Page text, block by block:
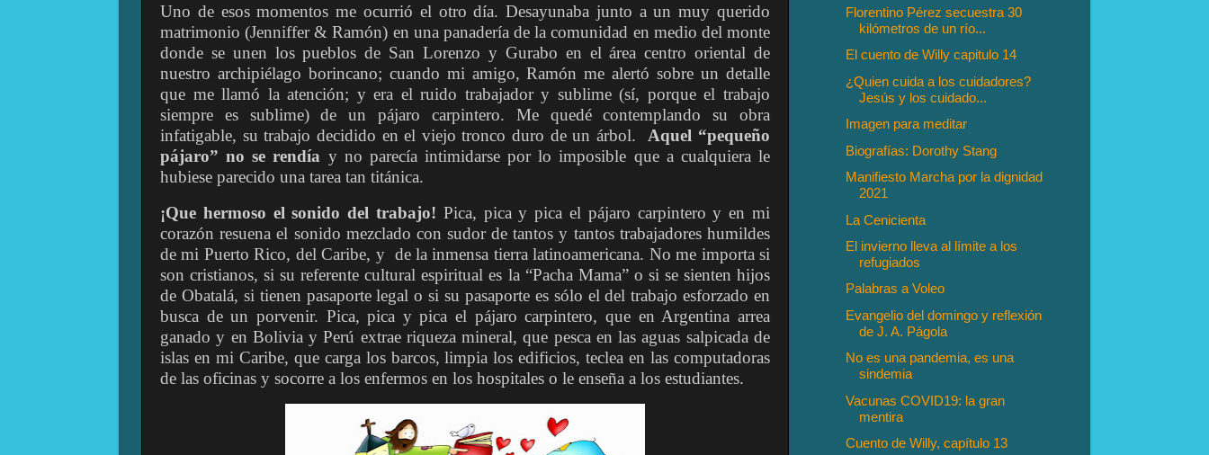
Uno de esos momentos me ocurrió el otro día. Desayunaba junto a un muy querido
matrimonio (Jenniffer & Ramón) en una panadería de la comunidad en medio del monte
donde se unen los pueblos de San Lorenzo y Gurabo en el área centro oriental de
nuestro archipiélago borincano; cuando mi amigo, Ramón me alertó sobre un detalle
que me llamó la atención; y era el ruido trabajador y sublime (sí, porque el trabajo
siempre es sublime) de un pájaro carpintero. Me quedé contemplando su obra
infatigable, su trabajo decidido en el viejo tronco duro de un árbol. Aquel “pequeño
pájaro” no se rendía y no parecía intimidarse por lo imposible que a cualquiera le
hubiese parecido una tarea tan titánica.
¡Que hermoso el sonido del trabajo! Pica, pica y pica el pájaro carpintero y en mi
corazón resuena el sonido mezclado con sudor de tantos y tantos trabajadores humildes
de mi Puerto Rico, del Caribe, y de la inmensa tierra latinoamericana. No me importa si
son cristianos, si su referente cultural espiritual es la “Pacha Mama” o si se sienten hijos
de Obatalá, si tienen pasaporte legal o si su pasaporte es sólo el del trabajo esforzado en
busca de un porvenir. Pica, pica y pica el pájaro carpintero, que en Argentina arrea
ganado y en Bolivia y Perú extrae riqueza mineral, que pesca en las aguas salpicada de
islas en mi Caribe, que carga los barcos, limpia los edificios, teclea en las computadoras
de las oficinas y socorre a los enfermos en los hospitales o le enseña a los estudiantes.
Florentino Pérez secuestra 30
kilómetros de un río...
El cuento de Willy capitulo 14
¿Quien cuida a los cuidadores?
Jesús y los cuidado...
Imagen para meditar
Biografías: Dorothy Stang
Manifiesto Marcha por la dignidad
2021
La Cenicienta
El invierno lleva al límite a los
refugiados
Palabras a Voleo
Evangelio del domingo y reflexión
de J. A. Págola
No es una pandemia, es una
sindemia
Vacunas COVID19: la gran
mentira
Cuento de Willy, capítulo 13